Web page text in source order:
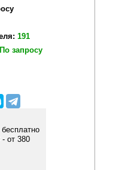
191
По запросу
от 380